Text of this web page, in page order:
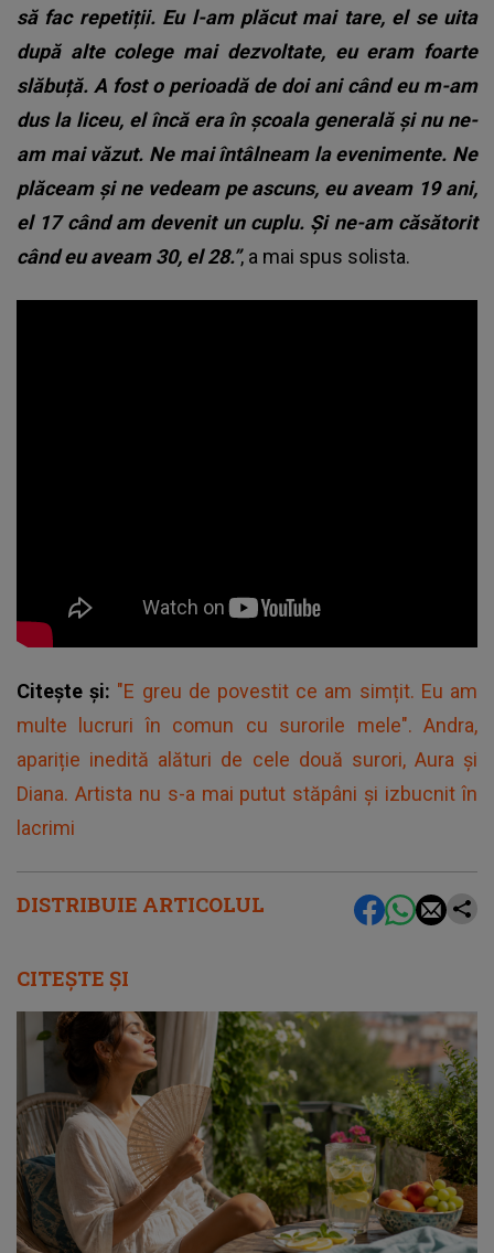
DISTRIBUIE ARTICOLUL
să fac repetiții. Eu l-am plăcut mai tare, el se uita
după alte colege mai dezvoltate, eu eram foarte
slăbuță. A fost o perioadă de doi ani când eu m-am
dus la liceu, el încă era în școala generală și nu ne-
am mai văzut. Ne mai întâlneam la evenimente. Ne
plăceam și ne vedeam pe ascuns, eu aveam 19 ani,
el 17 când am devenit un cuplu. Și ne-am căsătorit
când eu aveam 30, el 28.”, a mai spus solista.
Citește și: "E greu de povestit ce am simțit. Eu am
multe lucruri în comun cu surorile mele". Andra,
apariție inedită alături de cele două surori, Aura şi
Diana. Artista nu s-a mai putut stăpâni și izbucnit în
lacrimi
CITEȘTE ȘI